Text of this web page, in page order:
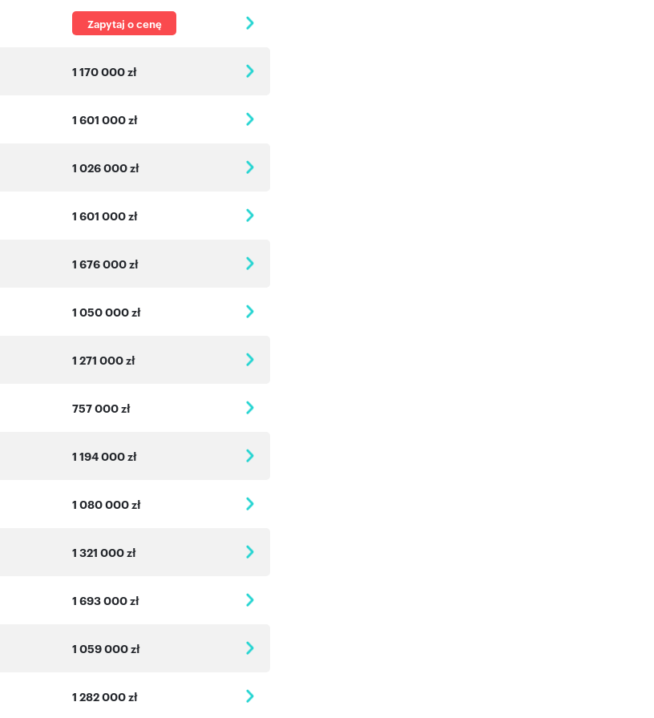
Zapytaj o cenę
1 170 000 zł
1 601 000 zł
1 026 000 zł
1 601 000 zł
1 676 000 zł
1 050 000 zł
1 271 000 zł
757 000 zł
1 194 000 zł
1 080 000 zł
1 321 000 zł
1 693 000 zł
1 059 000 zł
1 282 000 zł